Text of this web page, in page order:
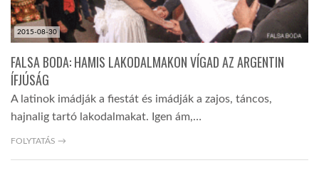
GLOBOBOOK
2015-08-30
FALSA BODA: HAMIS LAKODALMAKON VÍGAD AZ ARGENTIN
ÍFJÚSÁG
A latinok imádják a fiestát és imádják a zajos, táncos,
hajnalig tartó lakodalmakat. Igen ám,…
FOLYTATÁS →